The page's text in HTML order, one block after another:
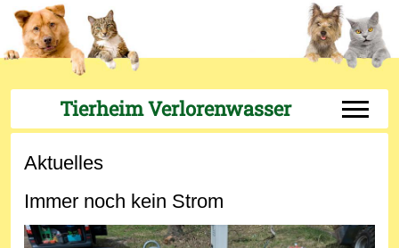
Tierheim Verlorenwasser Off-
Aktuelles
Immer noch kein Strom